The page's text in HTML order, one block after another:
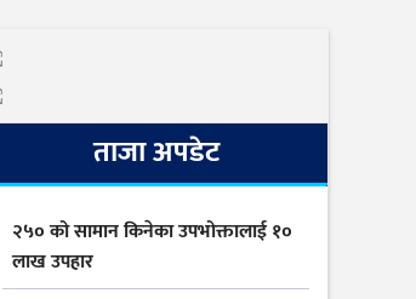
ताजा अपडेट
२५० को सामान किनेका उपभोक्तालाई १०
लाख उपहार